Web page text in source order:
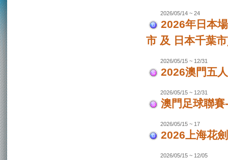
2026/05/14 ~ 24
2026年日本
市 及 日本千葉
2026/05/15 ~ 12/31
2026澳門五
2026/05/15 ~ 12/31
澳門足球聯
2026/05/15 ~ 17
2026上海花
2026/05/15 ~ 12/05